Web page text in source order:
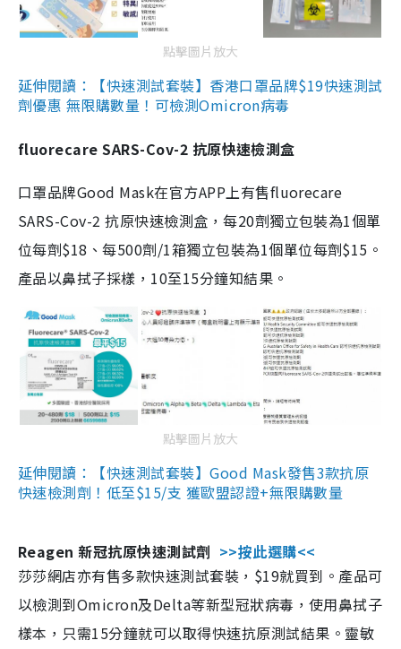
點擊圖片放大
延伸閱讀：【快速測試套裝】香港口罩品牌$19快速測試
劑優惠 無限購數量！可檢測Omicron病毒
fluorecare SARS-Cov-2 抗原快速檢測盒
口罩品牌Good Mask在官方APP上有售fluorecare
SARS-Cov-2 抗原快速檢測盒，每20劑獨立包裝為1個單
位每劑$18、每500劑/1箱獨立包裝為1個單位每劑$15。
產品以鼻拭子採樣，10至15分鐘知結果。
點擊圖片放大
延伸閱讀：【快速測試套裝】Good Mask發售3款抗原
快速檢測劑！低至$15/支 獲歐盟認證+無限購數量
Reagen 新冠抗原快速測試劑 >>按此選購<<
莎莎網店亦有售多款快速測試套裝，$19就買到。產品可
以檢測到Omicron及Delta等新型冠狀病毒，使用鼻拭子
樣本，只需15分鐘就可以取得快速抗原測試結果。靈敏